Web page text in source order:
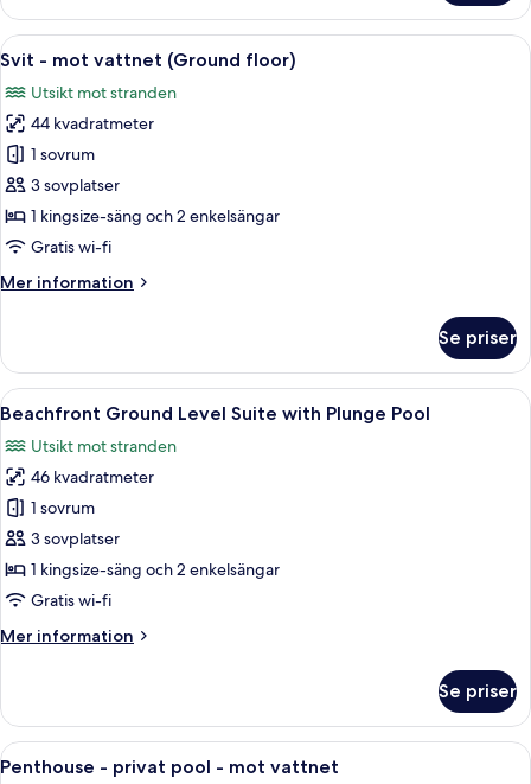
View
Balcony
Suite
Öppna
alla
foton
för
Svit
-
mot
vattnet
floor)
Ett rymligt sovrum med en stor
9
Svit - mot vattnet (Ground floor)
Utsikt mot stranden
44 kvadratmeter
1 sovrum
3 sovplatser
1 kingsize-säng och 2 enkelsängar
Gratis wi-fi
Mer information
Mer
-
mot
vattnet
floor)
Se priser
Öppna
alla
foton
för
Beachfront
Ground
Level
Suite
Plunge
Ett rymligt sovrum med en stor
5
Beachfront Ground Level Suite with Plunge Pool
Utsikt mot stranden
46 kvadratmeter
1 sovrum
3 sovplatser
1 kingsize-säng och 2 enkelsängar
Gratis wi-fi
Mer information
Mer
Ground
Level
Suite
Se priser
Öppna
Ett hotellrum med en stor säng, en
7
Penthouse - privat pool - mot vattnet